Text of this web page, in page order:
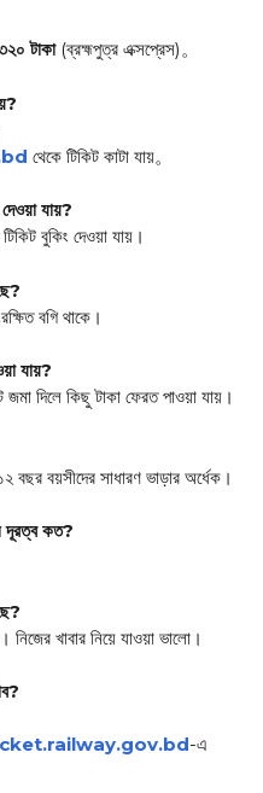
টাকা(ব্রহ্মপুত্র এক্সপ্রেস)。
থেকে টিকিট কাটা যায়。
যায়?
বুকিং দেওয়া যায়।
বগি থাকে।
যায়?
জমা দিলে কিছু টাকা ফেরত পাওয়া যায়।
বছর বয়সীদের সাধারণ ভাড়ার অর্ধেক।
দূরত্ব কত?
নিজের খাবার নিয়ে যাওয়া ভালো।
-এ